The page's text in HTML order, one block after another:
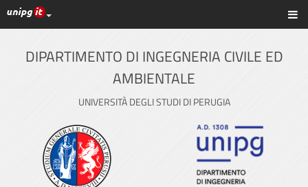
Vai
al
contenuto
principale
Link ai principali servizi web di Ateneo
DIPARTIMENTO DI INGEGNERIA CIVILE ED
AMBIENTALE
UNIVERSITÀ DEGLI STUDI DI PERUGIA